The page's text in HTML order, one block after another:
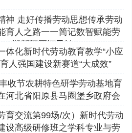
神 走好传播劳动思想传承劳动
育人之路一一简记数智赋能劳
期新疆石河子站
体化新时代劳动教育教学“小应
人强国建设新赛道“大成效”
收节农耕特色研学劳动基地育
河北省阳原县马圈堡乡政府会
育交流第99场/次）新时代劳动
设高级研修班之学科专业与劳